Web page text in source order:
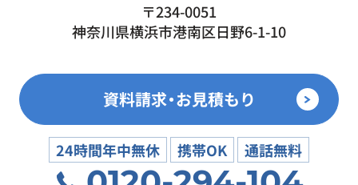
〒234-0051
神奈川県横浜市港南区日野6-1-10
資料請求・お見積もり
24時間年中無休 携帯OK 通話無料